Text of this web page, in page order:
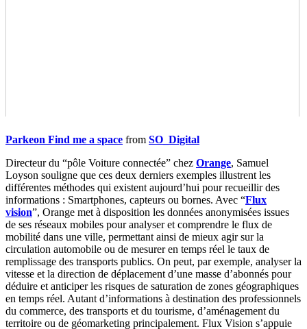
Parkeon Find me a space from SO_Digital
Directeur du “pôle Voiture connectée” chez Orange, Samuel
Loyson souligne que ces deux derniers exemples illustrent les
différentes méthodes qui existent aujourd’hui pour recueillir des
informations : Smartphones, capteurs ou bornes. Avec “Flux
vision”, Orange met à disposition les données anonymisées issues
de ses réseaux mobiles pour analyser et comprendre le flux de
mobilité dans une ville, permettant ainsi de mieux agir sur la
circulation automobile ou de mesurer en temps réel le taux de
remplissage des transports publics. On peut, par exemple, analyser la
vitesse et la direction de déplacement d’une masse d’abonnés pour
déduire et anticiper les risques de saturation de zones géographiques
en temps réel. Autant d’informations à destination des professionnels
du commerce, des transports et du tourisme, d’aménagement du
territoire ou de géomarketing principalement. Flux Vision s’appuie